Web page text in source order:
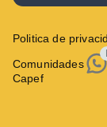
Politica de
Comunidades
Capef